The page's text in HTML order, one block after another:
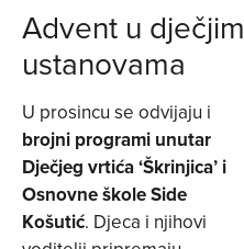
Advent u dječjim
ustanovama
U prosincu se odvijaju i
brojni programi unutar
Dječjeg vrtića ‘Škrinjica’ i
Osnovne škole Side
Košutić. Djeca i njihovi